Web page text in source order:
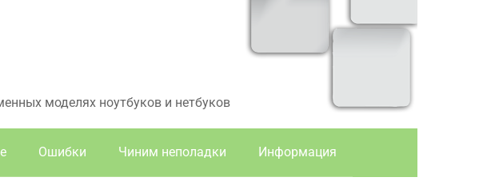
моделях ноутбуков и нетбуков
Ошибки Чиним неполадки Информация